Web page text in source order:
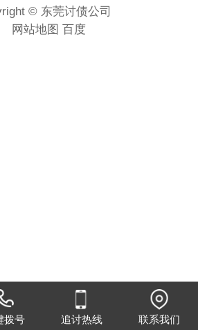
© 东莞讨债公司
网站地图 百度
拨号 追讨热线 联系我们